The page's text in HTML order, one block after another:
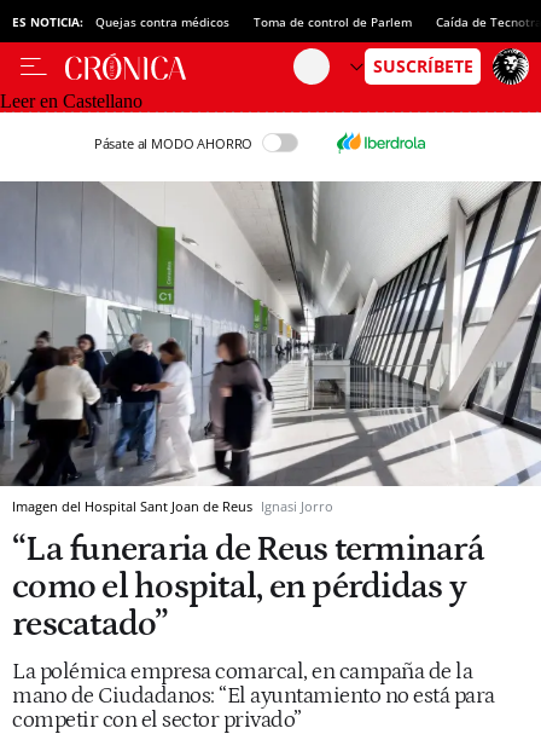
ES NOTICIA: Quejas contra médicos Toma de control de Parlem Caída de
Leer en Castellano
Pásate al MODO AHORRO
Imagen del Hospital Sant Joan de Reus Ignasi Jorro
“La funeraria de Reus terminará
como el hospital, en pérdidas y
rescatado”
La polémica empresa comarcal, en campaña de la
mano de Ciudadanos: “El ayuntamiento no está para
competir con el sector privado”